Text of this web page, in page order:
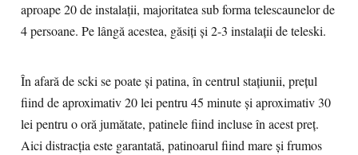
aproape 20 de instalații, majoritatea sub forma telescaunelor de
4 persoane. Pe lângă acestea, găsiți și 2-3 instalații de teleski.
În afară de scki se poate și patina, în centrul staţiunii, prețul
fiind de aproximativ 20 lei pentru 45 minute și aproximativ 30
lei pentru o oră jumătate, patinele fiind incluse în acest preț.
Aici distracția este garantată, patinoarul fiind mare și frumos